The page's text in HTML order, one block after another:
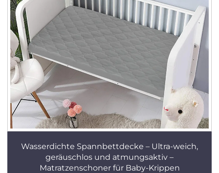
Wasserdichte Spannbettdecke – Ultra-weich,
geräuschlos und atmungsaktiv –
Matratzenschoner für Baby-Krippen